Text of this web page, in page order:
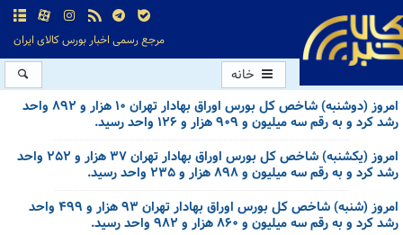
مرجع رسمی اخبار بورس کالای ایران
خانه
امروز (دوشنبه) شاخص کل بورس اوراق بهادار تهران ۱۰ هزار و ۸۹۲ واحد
رشد کرد و به رقم سه میلیون و ۹۰۹ هزار و ۱۲۶ واحد رسید.
امروز (یکشنبه) شاخص کل بورس اوراق بهادار تهران ۳۷ هزار و ۲۵۲ واحد
رشد کرد و به رقم سه میلیون و ۸۹۸ هزار و ۲۳۵ واحد رسید.
امروز (شنبه) شاخص کل بورس اوراق بهادار تهران ۹۳ هزار و ۴۹۹ واحد
رشد کرد و به رقم سه میلیون و ۸۶۰ هزار و ۹۸۲ واحد رسید.